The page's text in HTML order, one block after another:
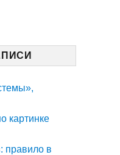
картинке
правило в